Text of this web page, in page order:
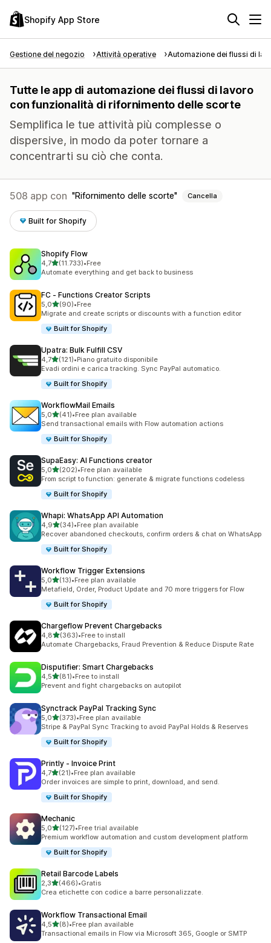
Shopify App Store
Gestione del negozio Attività operative Automazione dei flussi di
Tutte le app di automazione dei flussi di lavoro
con funzionalità di rifornimento delle scorte
Semplifica le tue attività più complesse o
dispersive, in modo da poter tornare a
concentrarti su ciò che conta.
508 app con Rifornimento delle scorte Cancella
Built for Shopify
Shopify Flow
4,7stelle su 5
(11.733)
11733 recensioni totali
•Free
Automate everything and get back to business
FC ‑ Functions Creator Scripts
5,0stelle su 5
(90)
90 recensioni totali
•Free
Migrate and create scripts or discounts with a function editor
Built for Shopify
Upatra: Bulk Fulfill CSV
4,7stelle su 5
(121)
121 recensioni totali
•Piano gratuito disponibile
Evadi ordini e carica tracking. Sync PayPal automatico.
Built for Shopify
WorkflowMail Emails
5,0stelle su 5
(41)
41 recensioni totali
•Free plan available
Send transactional emails with Flow automation actions
Built for Shopify
SupaEasy: AI Functions creator
5,0stelle su 5
(202)
202 recensioni totali
•Free plan available
From script to function: generate & migrate functions codeless
Built for Shopify
Whapi: WhatsApp API Automation
4,9stelle su 5
(34)
34 recensioni totali
•Free plan available
Recover abandoned checkouts, confirm orders & chat on WhatsApp
Built for Shopify
Workflow Trigger Extensions
5,0stelle su 5
(13)
13 recensioni totali
•Free plan available
Metafield, Order, Product Update and 70 more triggers for Flow
Built for Shopify
Chargeflow Prevent Chargebacks
4,8stelle su 5
(363)
363 recensioni totali
•Free to install
Automate Chargebacks, Fraud Prevention & Reduce Dispute Rate
Disputifier: Smart Chargebacks
4,5stelle su 5
(81)
81 recensioni totali
•Free to install
Prevent and fight chargebacks on autopilot
Synctrack PayPal Tracking Sync
5,0stelle su 5
(373)
373 recensioni totali
•Free plan available
Stripe & PayPal Sync Tracking to avoid PayPal Holds & Reserves
Built for Shopify
Printly ‑ Invoice Print
4,7stelle su 5
(21)
21 recensioni totali
•Free plan available
Order invoices are simple to print, download, and send.
Built for Shopify
Mechanic
5,0stelle su 5
(127)
127 recensioni totali
•Free trial available
Premium workflow automation and custom development platform
Built for Shopify
Retail Barcode Labels
2,3stelle su 5
(466)
466 recensioni totali
•Gratis
Crea etichette con codice a barre personalizzate.
Workflow Transactional Email
4,5stelle su 5
(8)
8 recensioni totali
•Free plan available
Transactional emails in Flow via Microsoft 365, Google or SMTP